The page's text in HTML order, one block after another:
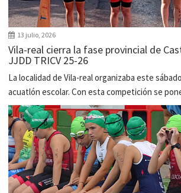
13 julio, 2026
Vila-real cierra la fase provincial de
JJDD TRICV 25-26
La localidad de Vila-real organizaba este
acuatlón escolar. Con esta competición se